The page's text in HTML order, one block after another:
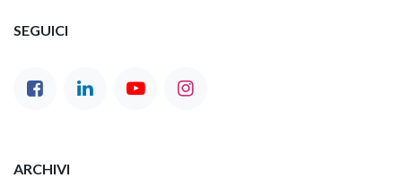
SEGUICI
ARCHIVI